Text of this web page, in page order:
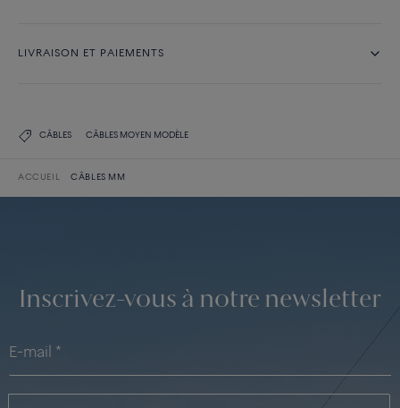
LIVRAISON ET PAIEMENTS
CÂBLES CÂBLES MOYEN MODÈLE
ACCUEIL CÂBLES MM
Inscrivez-vous à notre newsletter